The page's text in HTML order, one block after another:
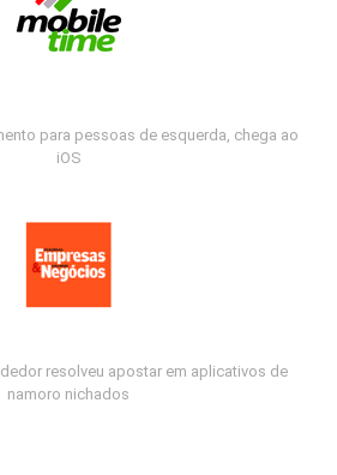
para pessoas de esquerda, chega ao
iOS
resolveu apostar em aplicativos de
namoro nichados